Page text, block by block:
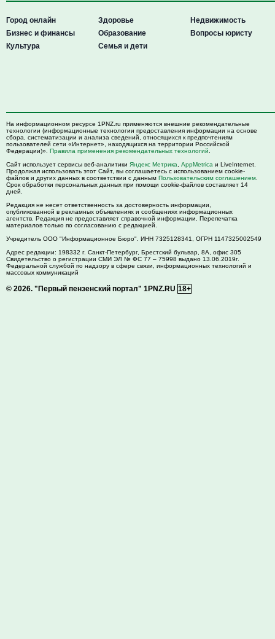
Город онлайн
Бизнес и финансы
Культура
Здоровье
Образование
Семья и дети
Недвижимость
Вопросы юристу
На информационном ресурсе 1PNZ.ru применяются внешние рекомендательные
технологии (информационные технологии предоставления информации на основе
сбора, систематизации и анализа сведений, относящихся к предпочтениям
пользователей сети «Интернет», находящихся на территории Российской
Федерации)». Правила применения рекомендательных технологий
Сайт использует сервисы веб-аналитики Яндекс Метрика AppMetrica и LiveInternet.
Продолжая использовать этот Сайт, вы соглашаетесь с использованием cookie-
файлов и других данных в соответствии с данным Пользовательским соглашением
Срок обработки персональных данных при помощи cookie-файлов составляет 14
дней.
Редакция не несет ответственность за достоверность информации,
опубликованной в рекламных объявлениях и сообщениях информационных
агентств. Редакция не предоставляет справочной информации. Перепечатка
материалов только по согласованию с редакцией.
Учредитель ООО "Информационное Бюро". ИНН 7325128341, ОГРН 1147325002549
Адрес редакции: 198332 г. Санкт-Петербург, Брестский бульвар, 8А, офис 305
Свидетельство о регистрации СМИ ЭЛ № ФС 77 – 75998 выдано 13.06.2019г.
Федеральной службой по надзору в сфере связи, информационных технологий и
массовых коммуникаций
© 2026. "Первый пензенский портал" 1PNZ.RU 18+